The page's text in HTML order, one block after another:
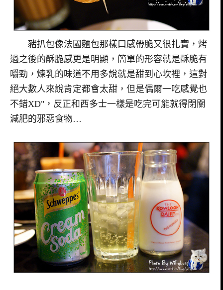
豬扒包像法國麵包那樣口感帶脆又很扎實，烤
過之後的酥脆感更是明顯，簡單的形容就是酥脆有
嚼勁，煉乳的味道不用多說就是甜到心坎裡，這對
絕大數人來說肯定都會太甜，但是偶爾一吃感覺也
不錯XD"，反正和西多士一樣是吃完可能就得閉關
減肥的邪惡食物…